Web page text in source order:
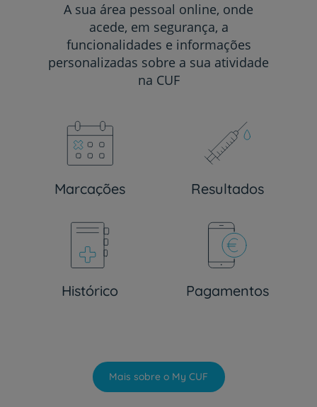
A sua área pessoal online, onde
acede, em segurança, a
funcionalidades e informações
personalizadas sobre a sua atividade
na CUF
Marcações Resultados
Histórico Pagamentos
Mais sobre o My CUF